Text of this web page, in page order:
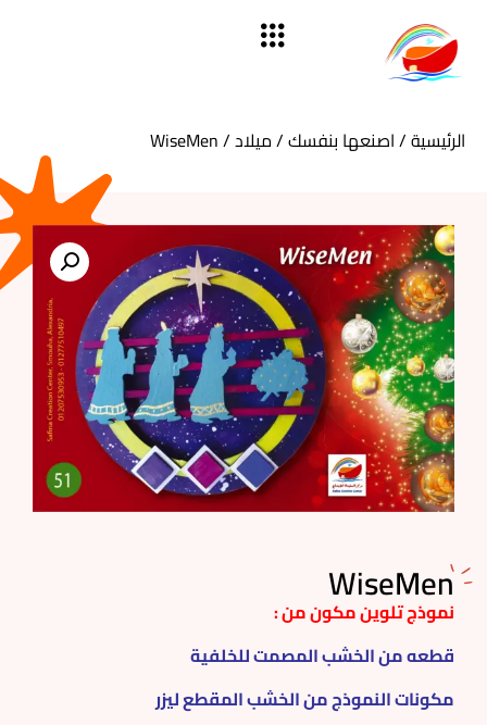
الرئيسية/اصنعها بنفسك/ميلاد/ WiseMen
WiseMen
نموذج تلوين مكون من :
قطعه من الخشب المصمت للخلفية
مكونات النموذج من الخشب المقطع ليزر